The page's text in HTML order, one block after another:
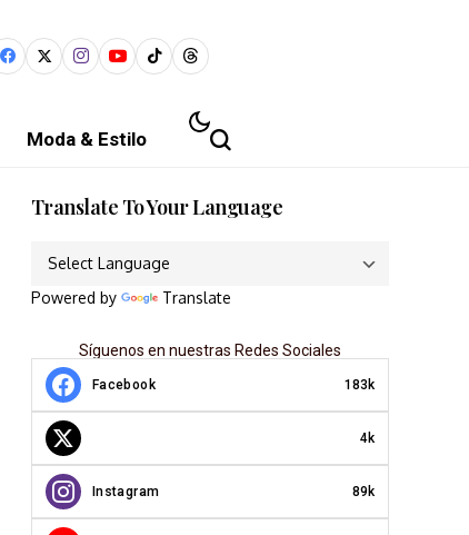
Moda & Estilo
Translate To Your Language
Powered by Translate
Síguenos en nuestras Redes Sociales
Facebook 183k
4k
Instagram 89k